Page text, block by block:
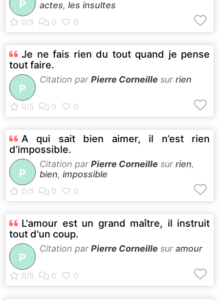
P
actes, les insultes
Je ne fais rien du tout quand je pense
tout faire.
P
Citation par Pierre Corneille sur rien
A qui sait bien aimer, il n’est rien
d’impossible.
P
Citation par Pierre Corneille sur rien,
bien, impossible
L'amour est un grand maître, il instruit
tout d'un coup.
P
Citation par Pierre Corneille sur amour